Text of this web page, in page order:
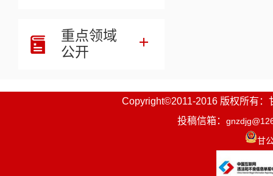
重点领域
公开
Copyright©2011-2016 版权所有：
投稿信箱：
甘